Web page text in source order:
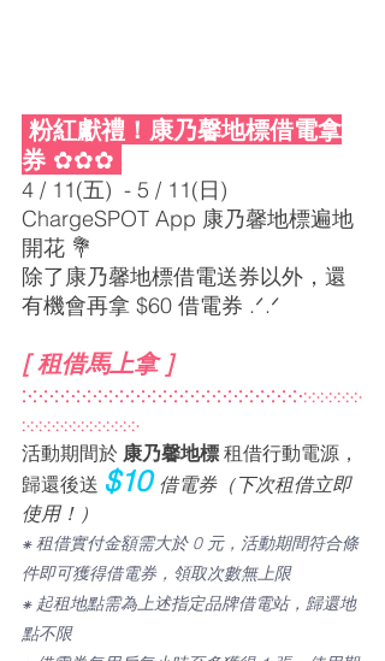
券 ✿✿✿
4 / 11(五)  - 5 / 11(日)
ChargeSPOT App 康乃馨地標遍地
開花 💐
除了康乃馨地標借電送券以外，還
有機會再拿 $60 借電券 .ᐟ.ᐟ
[ 租借馬上拿 ]
჻჻჻჻჻჻჻჻჻჻჻჻჻჻჻჻჻჻჻჻჻჻჻჻჻჻჻჻჻჻჻჻჻
჻჻჻჻჻჻჻჻჻჻჻჻჻჻
活動期間於 康乃馨地標 租借行動電源，
歸還後送 $10 借電券（下次租借立即
使用！）
⁕ 租借實付金額需大於 0 元，活動期間符合條
件即可獲得借電券，領取次數無上限
⁕ 起租地點需為上述指定品牌借電站，歸還地
點不限